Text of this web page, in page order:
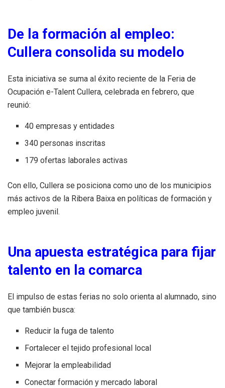
De la formación al empleo:
Cullera consolida su modelo
Esta iniciativa se suma al éxito reciente de la Feria de
Ocupación e-Talent Cullera, celebrada en febrero, que
reunió:
40 empresas y entidades
340 personas inscritas
179 ofertas laborales activas
Con ello, Cullera se posiciona como uno de los municipios
más activos de la Ribera Baixa en políticas de formación y
empleo juvenil.
Una apuesta estratégica para fijar
talento en la comarca
El impulso de estas ferias no solo orienta al alumnado, sino
que también busca:
Reducir la fuga de talento
Fortalecer el tejido profesional local
Mejorar la empleabilidad
Conectar formación y mercado laboral